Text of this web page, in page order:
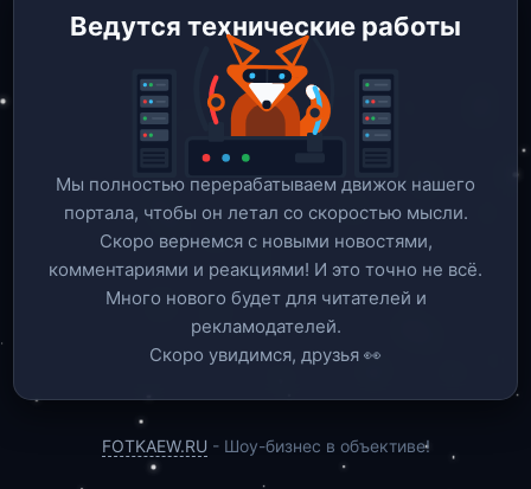
Ведутся технические работы
Мы полностью перерабатываем движок нашего
портала, чтобы он летал со скоростью мысли.
Скоро вернемся c новыми новостями,
комментариями и реакциями! И это точно не всё.
Много нового будет для читателей и
рекламодателей.
Скоро увидимся, друзья 👀
FOTKAEW.RU - Шоу-бизнес в объективе!